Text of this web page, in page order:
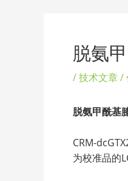
脱氨
/技术文章/
脱氨甲酰基
CRM-
为校准品的